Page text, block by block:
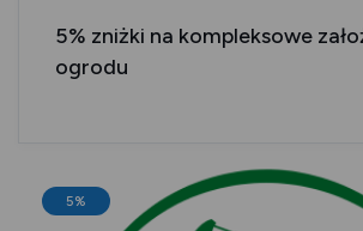
5% zniżki na kompleksowe
ogrodu
5%